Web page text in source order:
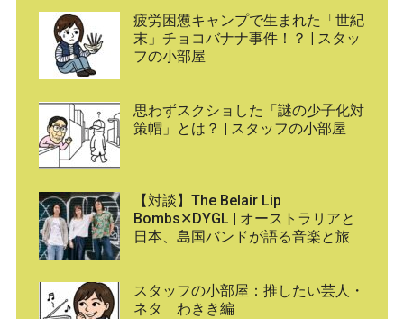
疲労困憊キャンプで生まれた「世紀
末」チョコバナナ事件！？ | スタッ
フの小部屋
思わずスクショした「謎の少子化対
策帽」とは？ | スタッフの小部屋
【対談】The Belair Lip
Bombs✕DYGL | オーストラリアと
日本、島国バンドが語る音楽と旅
スタッフの小部屋：推したい芸人・
ネタ わきき編